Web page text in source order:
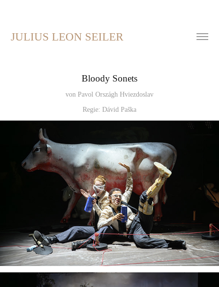
JULIUS LEON SEILER
Bloody Sonets
Regie: Dávid Paška